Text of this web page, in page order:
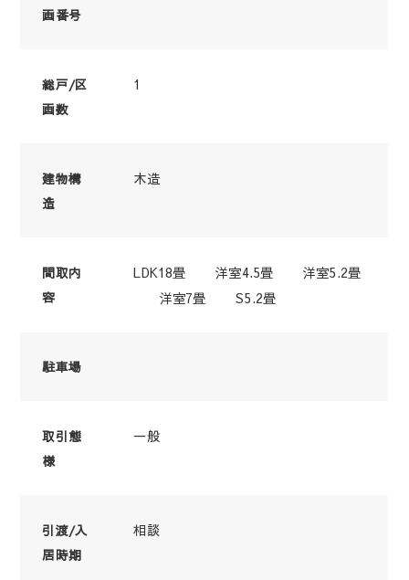
画番号
総戸/区
画数
1
建物構
造
木造
間取内
容
LDK18畳 洋室4.5畳 洋室5.2畳
洋室7畳 S5.2畳
駐車場
取引態
様
一般
引渡/入
居時期
相談